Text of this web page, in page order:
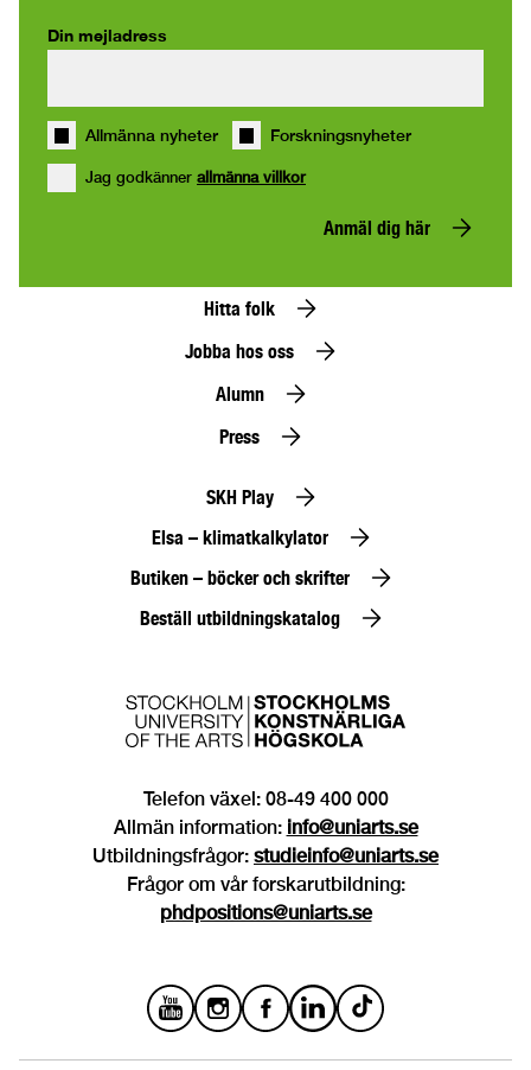
Din mejladress
Allmänna nyheter Forskningsnyheter
Jag godkänner allmänna villkor
Anmäl dig här
Hitta folk
Jobba hos oss
Alumn
Press
SKH Play
Elsa – klimatkalkylator
Butiken – böcker och skrifter
Beställ utbildningskatalog
Telefon växel: 08-49 400 000
Allmän information: info@uniarts.se
Utbildningsfrågor: studieinfo@uniarts.se
Frågor om vår forskarutbildning:
phdpositions@uniarts.se